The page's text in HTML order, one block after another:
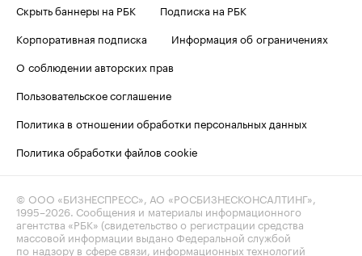
Скрыть баннеры на РБК
Подписка на РБК
Корпоративная подписка
Информация об ограничениях
О соблюдении авторских прав
Пользовательское соглашение
Политика в отношении обработки персональных данных
Политика обработки файлов cookie
© ООО «БИЗНЕСПРЕСС», АО «РОСБИЗНЕСКОНСАЛТИНГ»,
1995–2026 . Сообщения и материалы информационного
агентства «РБК» (свидетельство о регистрации средства
массовой информации выдано Федеральной службой
по надзору в сфере связи, информационных технологий